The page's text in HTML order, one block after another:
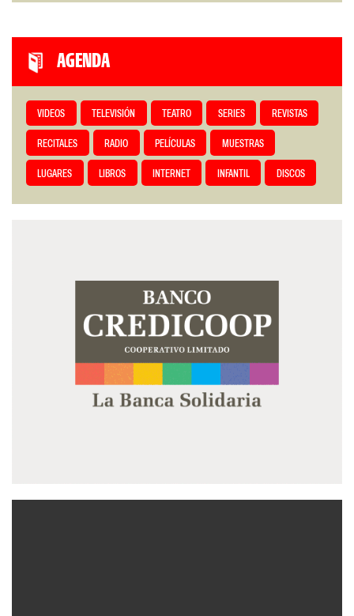
AGENDA
VIDEOS TELEVISIÓN TEATRO SERIES REVISTAS
RECITALES RADIO PELÍCULAS MUESTRAS
LUGARES LIBROS INTERNET INFANTIL DISCOS